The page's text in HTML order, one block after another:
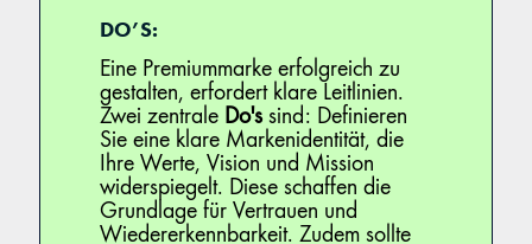
DO’S:
Eine Premiummarke erfolgreich zu
gestalten, erfordert klare Leitlinien.
Zwei zentrale Do'ssind: Definieren
Sie eine klare Markenidentität, die
Ihre Werte, Vision und Mission
widerspiegelt. Diese schaffen die
Grundlage für Vertrauen und
Wiedererkennbarkeit. Zudem sollte